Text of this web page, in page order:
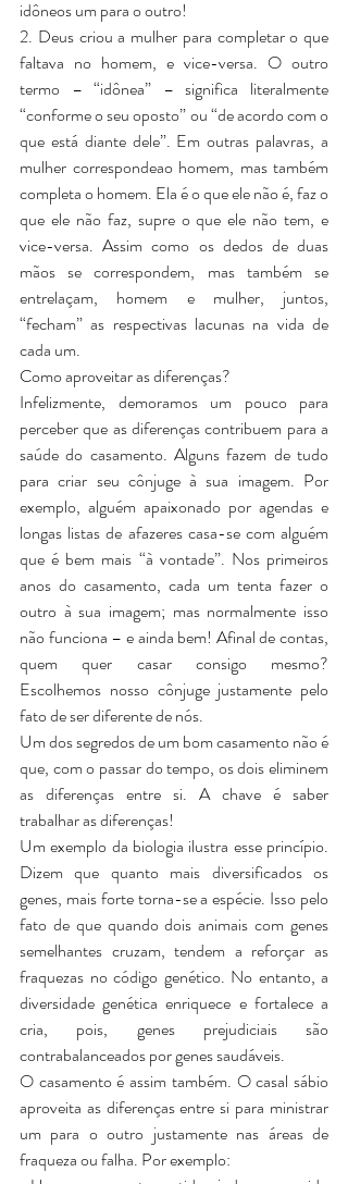
idôneos um para o outro!
2. Deus criou a mulher para completar o que
faltava no homem, e vice-versa. O outro
termo – “idônea” – significa literalmente
“conforme o seu oposto” ou “de acordo com o
que está diante dele”. Em outras palavras, a
mulher correspondeao homem, mas também
completa o homem. Ela é o que ele não é, faz o
que ele não faz, supre o que ele não tem, e
vice-versa. Assim como os dedos de duas
mãos se correspondem, mas também se
entrelaçam, homem e mulher, juntos,
“fecham” as respectivas lacunas na vida de
cada um.
Como aproveitar as diferenças?
Infelizmente, demoramos um pouco para
perceber que as diferenças contribuem para a
saúde do casamento. Alguns fazem de tudo
para criar seu cônjuge à sua imagem. Por
exemplo, alguém apaixonado por agendas e
longas listas de afazeres casa-se com alguém
que é bem mais “à vontade”. Nos primeiros
anos do casamento, cada um tenta fazer o
outro à sua imagem; mas normalmente isso
não funciona – e ainda bem! Afinal de contas,
quem quer casar consigo mesmo?
Escolhemos nosso cônjuge justamente pelo
fato de ser diferente de nós.
Um dos segredos de um bom casamento não é
que, com o passar do tempo, os dois eliminem
as diferenças entre si. A chave é saber
trabalhar as diferenças!
Um exemplo da biologia ilustra esse princípio.
Dizem que quanto mais diversificados os
genes, mais forte torna-se a espécie. Isso pelo
fato de que quando dois animais com genes
semelhantes cruzam, tendem a reforçar as
fraquezas no código genético. No entanto, a
diversidade genética enriquece e fortalece a
cria, pois, genes prejudiciais são
contrabalanceados por genes saudáveis.
O casamento é assim também. O casal sábio
aproveita as diferenças entre si para ministrar
um para o outro justamente nas áreas de
fraqueza ou falha. Por exemplo: